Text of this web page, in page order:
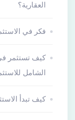
العقارية؟
فكر في
كيف تستثمر
الشامل
كيف تبدأ